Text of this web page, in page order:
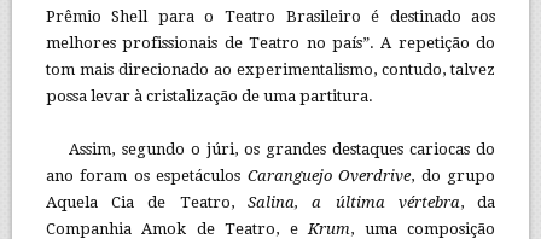
Prêmio Shell para o Teatro Brasileiro é destinado aos
melhores profissionais de Teatro no país”. A repetição do
tom mais direcionado ao experimentalismo, contudo, talvez
possa levar à cristalização de uma partitura.
Assim, segundo o júri, os grandes destaques cariocas do
ano foram os espetáculos Caranguejo Overdrive, do grupo
Aquela Cia de Teatro, Salina, a última vértebra, da
Companhia Amok de Teatro, e Krum, uma composição